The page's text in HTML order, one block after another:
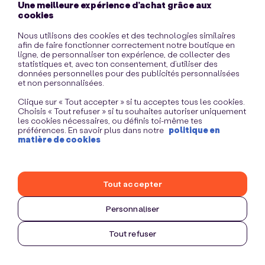
Une meilleure expérience d’achat grâce aux
cookies
Nous utilisons des cookies et des technologies similaires
afin de faire fonctionner correctement notre boutique en
ligne, de personnaliser ton expérience, de collecter des
statistiques et, avec ton consentement, d’utiliser des
données personnelles pour des publicités personnalisées
et non personnalisées.
Clique sur « Tout accepter » si tu acceptes tous les cookies.
Choisis « Tout refuser » si tu souhaites autoriser uniquement
les cookies nécessaires, ou définis toi-même tes
préférences. En savoir plus dans notre politique en
matière de cookies
Personnaliser
Tout refuser
Tout accepter